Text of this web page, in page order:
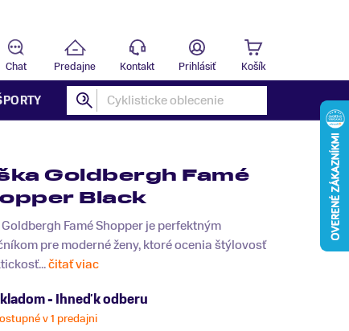
Chat Predajne Kontakt Prihlásiť Košík
Goldbergh Famé
Black
Famé Shopper je perfektným
pre moderné ženy, ktoré ocenia štýlovosť
čitať viac
- Ihneď k odberu
v 1 predajni